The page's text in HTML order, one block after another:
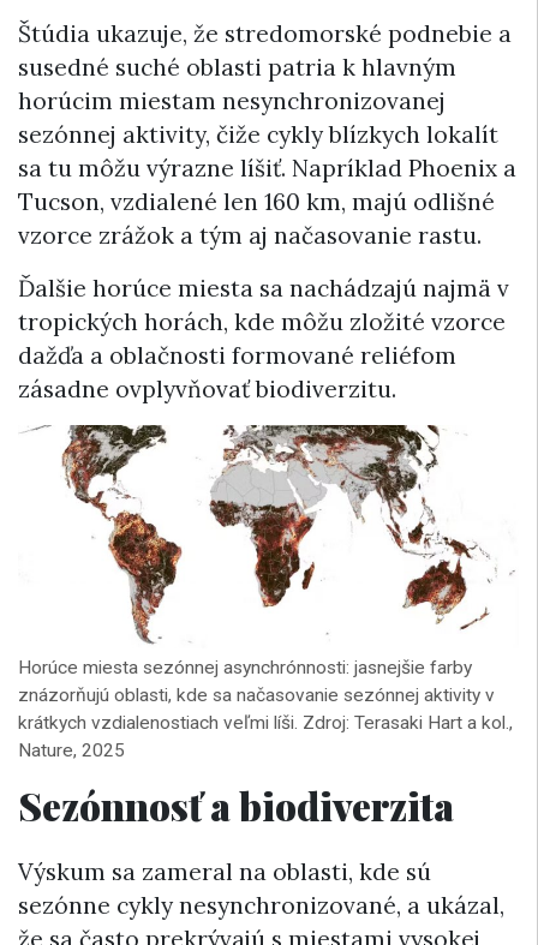
Štúdia ukazuje, že stredomorské podnebie a
susedné suché oblasti patria k hlavným
horúcim miestam nesynchronizovanej
sezónnej aktivity, čiže cykly blízkych lokalít
sa tu môžu výrazne líšiť. Napríklad Phoenix a
Tucson, vzdialené len 160 km, majú odlišné
vzorce zrážok a tým aj načasovanie rastu.
Ďalšie horúce miesta sa nachádzajú najmä v
tropických horách, kde môžu zložité vzorce
dažďa a oblačnosti formované reliéfom
zásadne ovplyvňovať biodiverzitu.
Horúce miesta sezónnej asynchrónnosti: jasnejšie farby
znázorňujú oblasti, kde sa načasovanie sezónnej aktivity v
krátkych vzdialenostiach veľmi líši. Zdroj: Terasaki Hart a kol.,
Nature, 2025
Sezónnosť a biodiverzita
Výskum sa zameral na oblasti, kde sú
sezónne cykly nesynchronizované, a ukázal,
že sa často prekrývajú s miestami vysokej